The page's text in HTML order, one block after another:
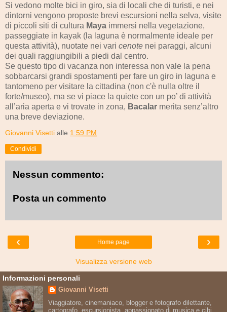
Si vedono molte bici in giro, sia di locali che di turisti, e nei
dintorni vengono proposte brevi escursioni nella selva, visite
di piccoli siti di cultura Maya immersi nella vegetazione,
passeggiate in kayak (la laguna è normalmente ideale per
questa attività), nuotate nei vari cenote nei paraggi, alcuni
dei quali raggiungibili a piedi dal centro.
Se questo tipo di vacanza non interessa non vale la pena
sobbarcarsi grandi spostamenti per fare un giro in laguna e
tantomeno per visitare la cittadina (non c'è nulla oltre il
forte/museo), ma se vi piace la quiete con un po’ di attività
all’aria aperta e vi trovate in zona, Bacalar merita senz’altro
una breve deviazione.
Giovanni Visetti alle 1:59 PM
Condividi
Nessun commento:
Posta un commento
‹ ›
Home page
Visualizza versione web
Informazioni personali
Giovanni Visetti
Viaggiatore, cinemaniaco, blogger e fotografo dilettante,
cartografo, escursionista, appassionato di musica e cibi